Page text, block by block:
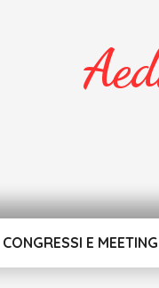
CONGRESSI E MEETING